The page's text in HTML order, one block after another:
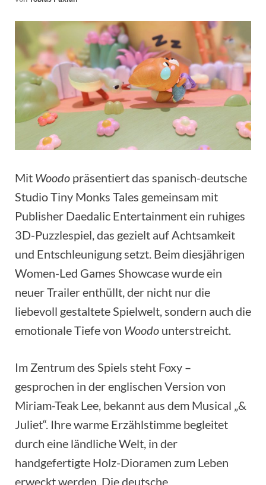
Mit Woodo präsentiert das spanisch-deutsche
Studio Tiny Monks Tales gemeinsam mit
Publisher Daedalic Entertainment ein ruhiges
3D-Puzzlespiel, das gezielt auf Achtsamkeit
und Entschleunigung setzt. Beim diesjährigen
Women-Led Games Showcase wurde ein
neuer Trailer enthüllt, der nicht nur die
liebevoll gestaltete Spielwelt, sondern auch die
emotionale Tiefe von Woodo unterstreicht.
Im Zentrum des Spiels steht Foxy –
gesprochen in der englischen Version von
Miriam-Teak Lee, bekannt aus dem Musical „&
Juliet“. Ihre warme Erzählstimme begleitet
durch eine ländliche Welt, in der
handgefertigte Holz-Dioramen zum Leben
erweckt werden. Die deutsche